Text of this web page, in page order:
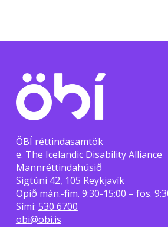
ÖBÍ réttindasamtök
e. The Icelandic Disability Alliance
Mannréttindahúsið
Sigtúni 42, 105 Reykjavík
Opið mán.-fim. 9:30-15:00 – fös.
Sími: 530 6700
obi@obi.is